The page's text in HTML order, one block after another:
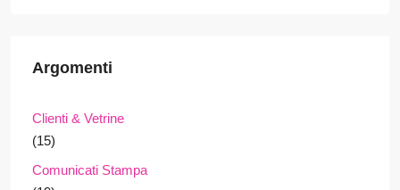
Argomenti
Clienti & Vetrine
(15)
Comunicati Stampa